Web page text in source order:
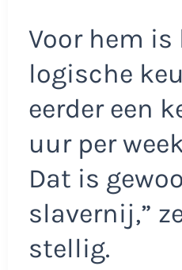
Voor hem is
logische
eerder een
uur per
Dat is
slavernij,”
stellig.